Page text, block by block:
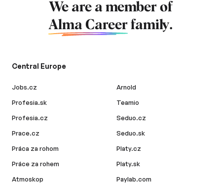
We are a member of
Alma Career family.
Central Europe
Jobs.cz
Profesia.sk
Profesia.cz
Prace.cz
Práca za rohom
Práce za rohem
Atmoskop
Arnold
Teamio
Seduo.cz
Seduo.sk
Platy.cz
Platy.sk
Paylab.com